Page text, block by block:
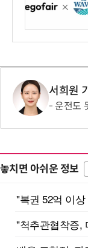
서희원
운전도 못하
놓치면 아쉬운 정보